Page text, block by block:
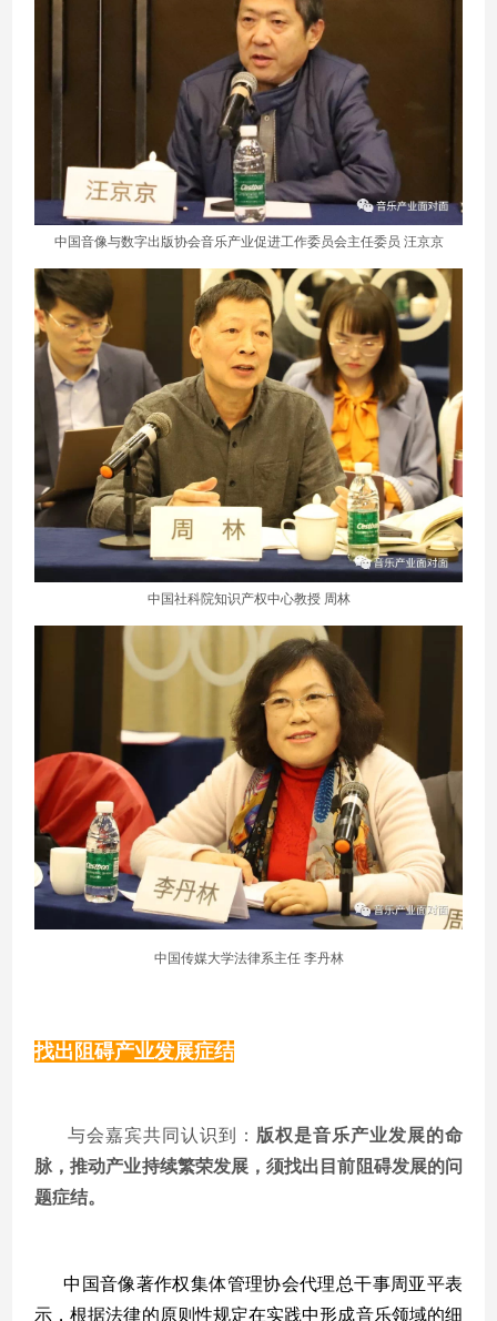
中国音像与数字出版协会音乐产业促进工作委员会主任委员 汪京京
中国社科院知识产权中心教授 周林
中国传媒大学法律系主任 李丹林
找出阻碍产业发展症结
与会嘉宾共同认识到： 版权是音乐产业发展的命
脉，推动产业持续繁荣发展，须找出目前阻碍发展的问
题症结。
中国音像著作权集体管理协会代理总干事周亚平表
示，根据法律的原则性规定在实践中形成音乐领域的细